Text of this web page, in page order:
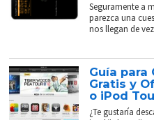
Seguramente a
parezca una
nos llegan de
Guía para
Gratis y
o iPod
¿Te gustaría